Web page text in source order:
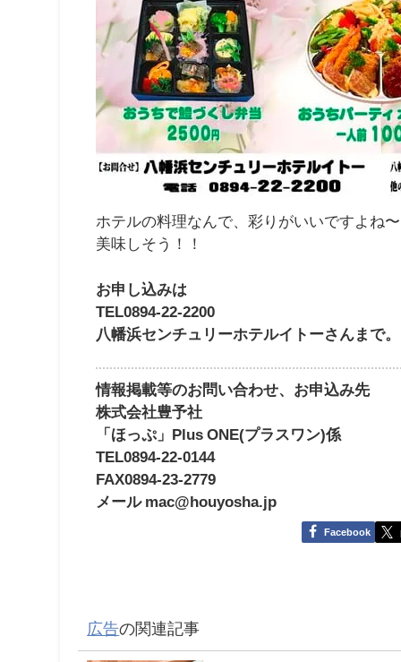
ホテルの料理なんで、彩りがいいですよね
美味しそう！！
お申し込みは
TEL0894-22-2200
八幡浜センチュリーホテルイトーさんまで。
情報掲載等のお問い合わせ、お申込み先
株式会社豊予社
「ほっぷ」Plus ONE(プラスワン)係
TEL0894-22-0144
FAX0894-23-2779
メール mac@houyosha.jp
Facebook
広告の関連記事